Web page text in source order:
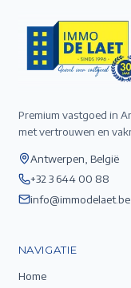
Premium vastgoed in
met vertrouwen en
Antwerpen, België
+32 3 644 00 88
info@immodelaet.be
NAVIGATIE
Home